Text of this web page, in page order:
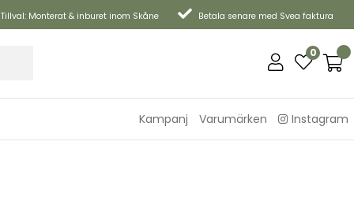
Tillval: Monterat & inburet inom Skåne Betala senare med Svea faktura
0
Kampanj Varumärken Instagram